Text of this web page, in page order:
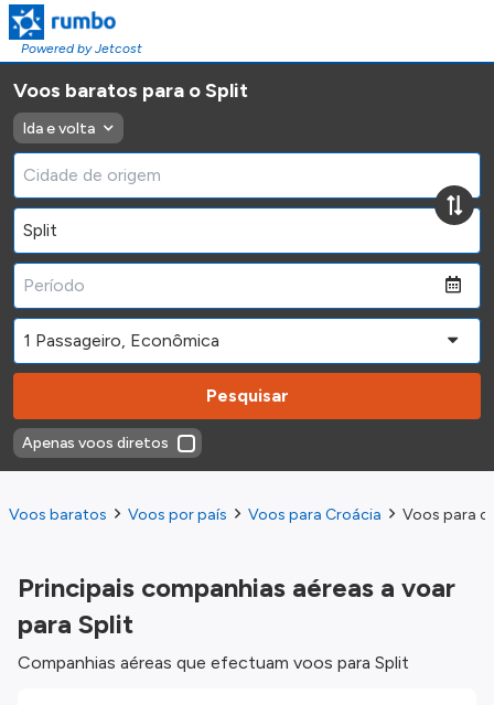
Powered by Jetcost
Voos baratos para o Split
Ida e volta
Pesquisar
Apenas voos diretos
Voos baratos Voos por país Voos para Croácia Voos para o
Principais companhias aéreas a voar
para Split
Companhias aéreas que efectuam voos para Split